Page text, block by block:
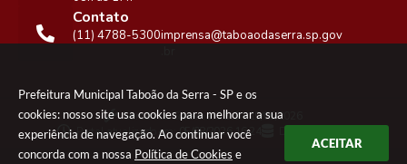
Prefeitura Municipal Taboão da Serra - SP e os
cookies: nosso site usa cookies para melhorar a sua
experiência de navegação. Ao continuar você
concorda com a nossa Política de Cookies e
ACEITAR
Contato
(11) 4788-5300imprensa@taboaodaserra.sp.gov
Versão do Sistema:3.5.3 - 19/06/2026
Portal atualizado em:05/08/2026 16:24 Dados Abertos